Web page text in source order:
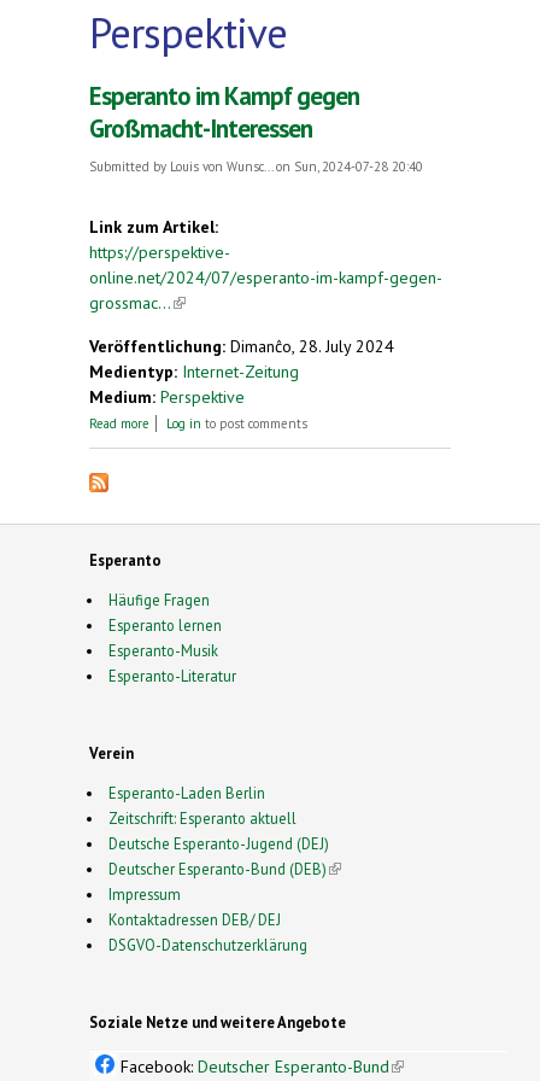
Perspektive
Esperanto im Kampf gegen
Großmacht-Interessen
Submitted by Louis von Wunsc... on Sun, 2024-07-28 20:40
Link zum Artikel:
https://perspektive-
online.net/2024/07/esperanto-im-kampf-gegen-
grossmac...(link is external)
Veröffentlichung: Dimanĉo, 28. July 2024
Medientyp: Internet-Zeitung
Medium: Perspektive
Read more about Esperanto im Kampf gegen Großmacht-
Log in to post comments
Esperanto
Häufige Fragen
Esperanto lernen
Esperanto-Musik
Esperanto-Literatur
Verein
Esperanto-Laden Berlin
Zeitschrift: Esperanto aktuell
Deutsche Esperanto-Jugend (DEJ)
Deutscher Esperanto-Bund (DEB)(link is external)
Impressum
Kontaktadressen DEB/ DEJ
DSGVO-Datenschutzerklärung
Soziale Netze und weitere Angebote
Facebook: Deutscher Esperanto-Bund(link is